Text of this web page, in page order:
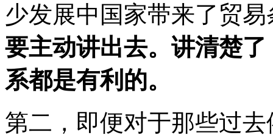
少发展中国家带来了贸
要主动讲出去。讲清楚
系都是有利的。
第二，即便对于那些过